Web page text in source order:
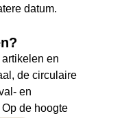
datum.
en
de circulaire
en
de hoogte